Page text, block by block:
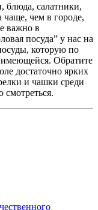
блюда, салатники,
чем в городе,
важно в
посуда” у нас на
которую по
Обратите
достаточно ярких
и чашки среди
смотреться.